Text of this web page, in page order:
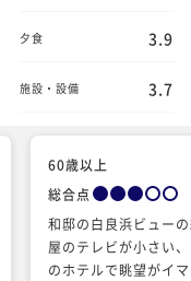
夕食 3.9
施設・設備 3.7
60歳以上
総合点
和邸の白良浜ビュー
屋のテレビが小さい
のホテルで眺望がイ